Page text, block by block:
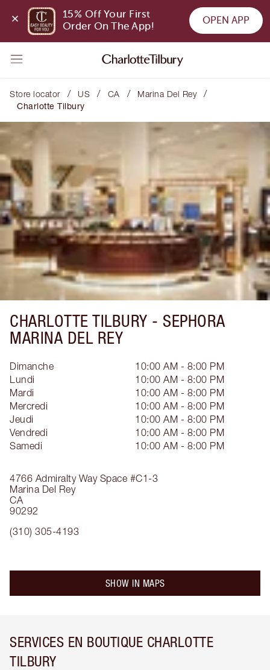
15% Off Your First
Order On The App!
OPEN APP
Store locator / US / CA / Marina Del Rey /
Charlotte Tilbury
CHARLOTTE TILBURY - SEPHORA
MARINA DEL REY
4766 Admiralty Way Space #C1-3
Marina Del Rey
CA
90292
(310) 305-4193
Dimanche
10:00 AM - 8:00 PM
Lundi
10:00 AM - 8:00 PM
Mardi
10:00 AM - 8:00 PM
Mercredi
10:00 AM - 8:00 PM
Jeudi
10:00 AM - 8:00 PM
Vendredi
10:00 AM - 8:00 PM
Samedi
10:00 AM - 8:00 PM
SHOW IN MAPS
SERVICES EN BOUTIQUE CHARLOTTE
TILBURY